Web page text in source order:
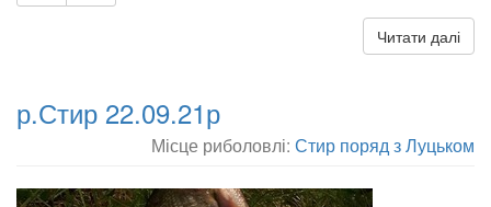
Читати далі
р.Стир 22.09.21р
Місце риболовлі: Стир поряд з Луцьком